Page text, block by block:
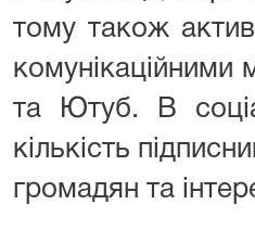
тому також
комунікаційними
та Ютуб. В
кількість
громадян та